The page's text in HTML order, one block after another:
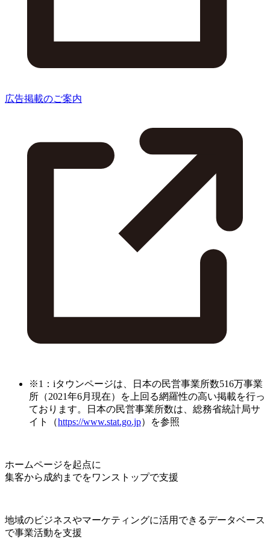
広告掲載のご案内
※1：iタウンページは、日本の民営事業所数516万事業
所（2021年6月現在）を上回る網羅性の高い掲載を行っ
ております。日本の民営事業所数は、総務省統計局サ
イト（https://www.stat.go.jp）を参照
ホームページを起点に
集客から成約までをワンストップで支援
地域のビジネスやマーケティングに活用できるデータベース
で事業活動を支援